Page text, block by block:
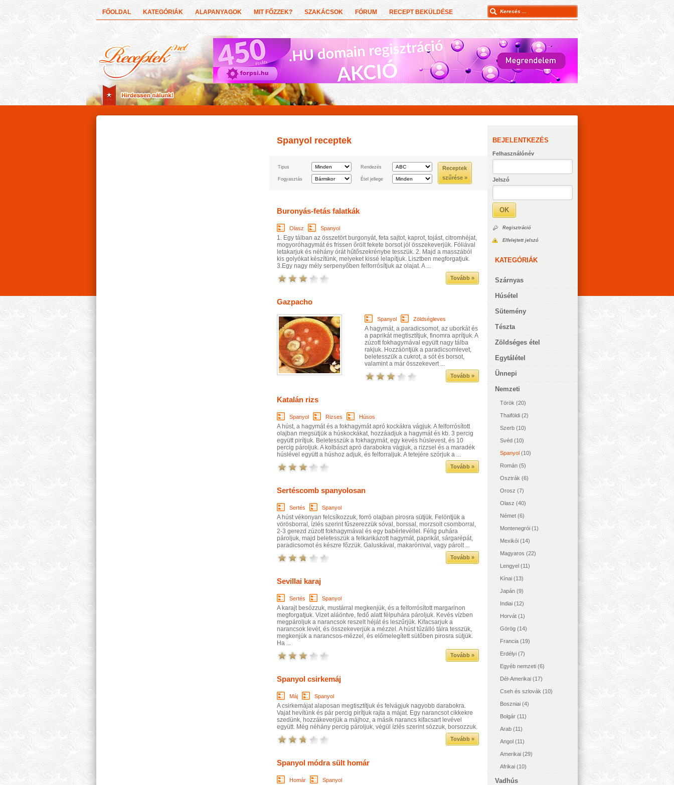
FŐOLDAL KATEGÓRIÁK ALAPANYAGOK MIT FŐZZEK? SZAKÁCSOK FÓRUM RECEPT BEKÜLDÉSE
BEJELENTKEZÉS
Felhasználónév
Jelszó
OK
Regisztráció
Elfelejtett jelszó
KATEGÓRIÁK
Szárnyas
Húsétel
Sütemény
Tészta
Zöldséges étel
Egytálétel
Ünnepi
Nemzeti
Török (20)
Thaiföldi (2)
Szerb (10)
Svéd (10)
Spanyol (10)
Román (5)
Osztrák (6)
Orosz (7)
Olasz (40)
Német (6)
Montenegrói (1)
Mexikói (14)
Magyaros (22)
Lengyel (11)
Kínai (13)
Japán (9)
Indiai (12)
Horvát (1)
Görög (14)
Francia (19)
Erdélyi (7)
Egyéb nemzeti (6)
Dél-Amerikai (17)
Cseh és szlovák (10)
Boszniai (4)
Bolgár (11)
Arab (11)
Angol (11)
Amerikai (29)
Afrikai (10)
Vadhús
Spanyol receptek
Tipus Rendezés
Receptek
szűrése »
Fogyasztás Étel jellege
Buronyás-fetás falatkák
Olasz Spanyol
1. Egy tálban az összetört burgonyát, feta sajtot, kaprot, tojást, citromhéjat,
mogyoróhagymát és frissen őrölt fekete borsot jól összekeverjük. Fóliával
letakarjuk és néhány órát hűtőszekrénybe tesszük. 2. Majd a masszából
kis golyókat készítünk, melyeket kissé lelapítjuk. Lisztben megforgatjuk.
3.Egy nagy mély serpenyőben felforrósítjuk az olajat. A ...
Tovább »
Gazpacho
Spanyol Zöldségleves
A hagymát, a paradicsomot, az uborkát és
a paprikát megtisztítjuk, finomra aprítjuk. A
zúzott fokhagymával együtt nagy tálba
rakjuk. Hozzáöntjük a paradicsomlevet,
beletesszük a cukrot, a sót és borsot,
valamint a már összekevert ...
Tovább »
Katalán rizs
Spanyol Rizses Húsos
A húst, a hagymát és a fokhagymát apró kockákra vágjuk. A felforrósított
olajban megsütjük a húskockákat, hozzáadjuk a hagymát és kb. 3 percig
együtt pirítjuk. Beletesszük a fokhagymát, egy kevés húslevest, és 10
percig pároljuk. A kolbászt apró darabokra vágjuk, a rizzsel és a maradék
húslével együtt a húshoz adjuk, és felforraljuk. A tetejére szórjuk a ...
Tovább »
Sertéscomb spanyolosan
Sertés Spanyol
A húst vékonyan felcsíkozzuk, forró olajban pirosra sütjük. Felöntjük a
vörösborral, ízlés szerint fűszerezzük sóval, borssal, morzsolt csomborral,
2-3 gerezd zúzott fokhagymával és egy babérlevéllel. Félig puhára
pároljuk, majd beletesszük a felkarikázott hagymát, paprikát, sárgarépát,
paradicsomot és készre főzzük. Galuskával, makarónival, vagy párolt ...
Tovább »
Sevillai karaj
Sertés Spanyol
A karajt besózzuk, mustárral megkenjük, és a felforrósított margarinon
megforgatjuk. Vizet aláöntve, fedő alatt félpuhára pároljuk. Kevés vízben
megpároljuk a narancsok reszelt héját és leszűrjük. Kifacsarjuk a
narancsok levét, és összekeverjük a mézzel. A húst tűzálló tálra tesszük,
megkenjük a narancsos-mézzel, és előmelegített sütőben pirosra sütjük.
Ha ...
Tovább »
Spanyol csirkemáj
Máj Spanyol
A csirkemájat alaposan megtisztítjuk és felvágjuk nagyobb darabokra.
Vajat hevítünk és pár percig pirítjuk rajta a májat. Egy narancsot cikkekre
szedünk, hozzákeverjük a májhoz, a másik narancs kifacsart levével
együtt. Még néhány percig pároljuk, végül ízlés szerint sózzuk, borsozzuk.
Tovább »
Spanyol módra sült homár
Homár Spanyol